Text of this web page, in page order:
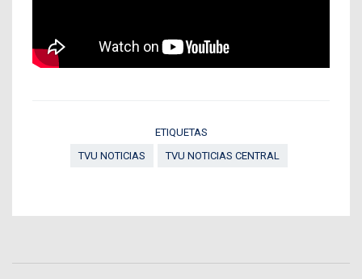
ETIQUETAS
TVU NOTICIAS
TVU NOTICIAS CENTRAL